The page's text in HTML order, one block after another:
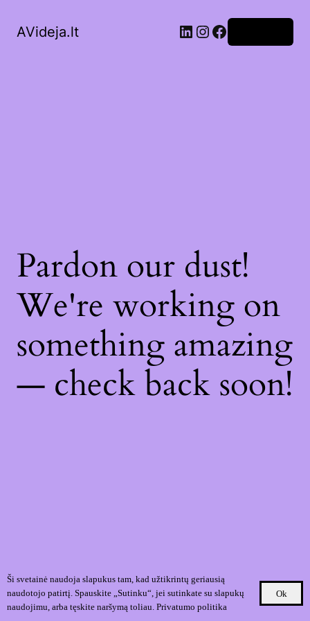
AVideja.lt LinkedIn
Instagram
Facebook
Pardon our dust!
We're working on
something amazing
— check back soon!
Ši svetainė naudoja slapukus tam, kad užtikrintų geriausią
naudotojo patirtį. Spauskite „Sutinku“, jei sutinkate su slapukų
naudojimu, arba tęskite naršymą toliau. Privatumo politika
Ok